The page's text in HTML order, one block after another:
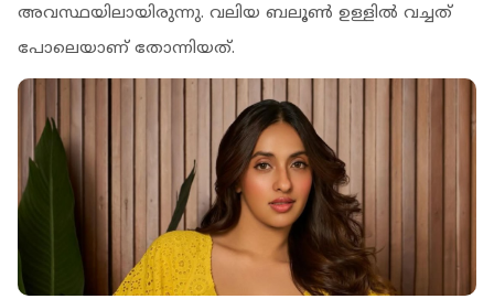
അവസ്ഥയിലായിരുന്നു. വലിയ ബലൂണ്‍ ഉള്ളില്‍ വച്ചത്
പോലെയാണ് തോന്നിയത്.